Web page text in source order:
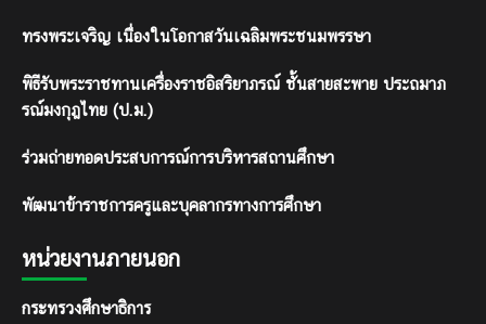
ทรงพระเจริญ เนื่องในโอกาสวันเฉลิมพระชนมพรรษา
พิธีรับพระราชทานเครื่องราชอิสริยาภรณ์ ชั้นสายสะพาย ประถมาภ
รณ์มงกุฎไทย (ป.ม.)
ร่วมถ่ายทอดประสบการณ์การบริหารสถานศึกษา
พัฒนาข้าราชการครูและบุคลากรทางการศึกษา
หน่วยงานภายนอก
กระทรวงศึกษาธิการ